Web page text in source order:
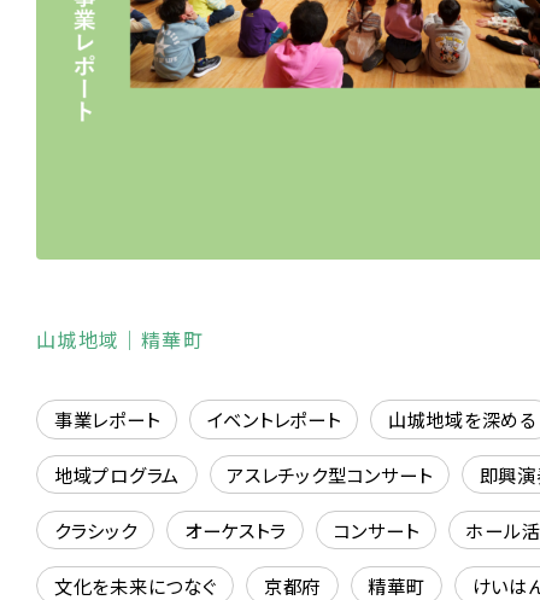
山城地域 ｜精華町
事業レポート イベントレポート 山城地域を深める
地域プログラム アスレチック型コンサート 即興
クラシック オーケストラ コンサート ホール
文化を未来につなぐ 京都府 精華町 けいは